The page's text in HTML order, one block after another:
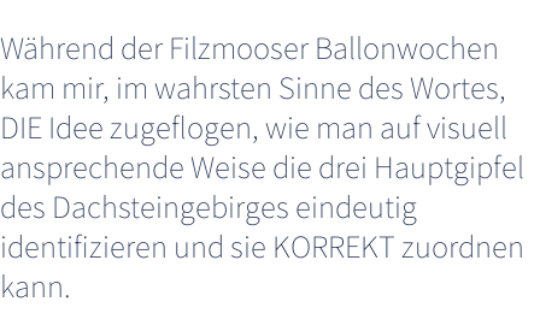
Während der Filzmooser Ballonwochen
kam mir, im wahrsten Sinne des Wortes,
DIE Idee zugeflogen, wie man auf visuell
ansprechende Weise die drei Hauptgipfel
des Dachsteingebirges eindeutig
identifizieren und sie KORREKT zuordnen
kann.